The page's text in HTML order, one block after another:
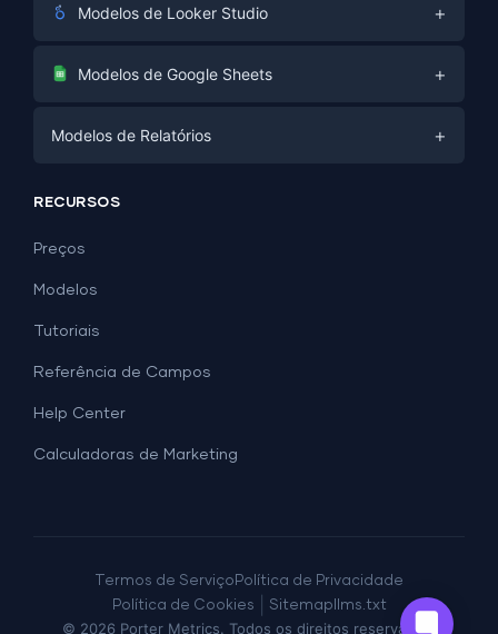
Modelos de Looker Studio +
Marketing Digital
PPC
SEO
Geração de Leads
Facebook Ads
Modelos de Google Sheets +
Mídias Sociais
Modelos de Relatórios +
Exemplos de Dashboard
RECURSOS
Preços
Modelos
Tutoriais
Referência de Campos
Help Center
Calculadoras de Marketing
Termos de Serviço Política de Privacidade
Política de Cookies
Sitemap llms.txt
© 2026 Porter Metrics. Todos os direitos reservados.